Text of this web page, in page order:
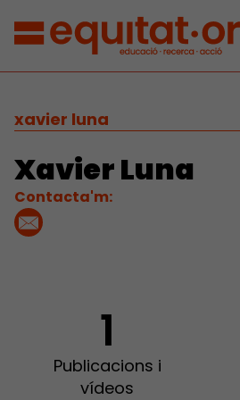
xavier luna
Xavier Luna
Contacta'm:
1
Publicacions i
vídeos